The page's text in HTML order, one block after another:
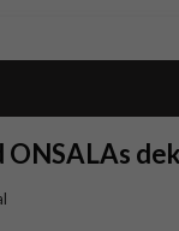
ONSALAs